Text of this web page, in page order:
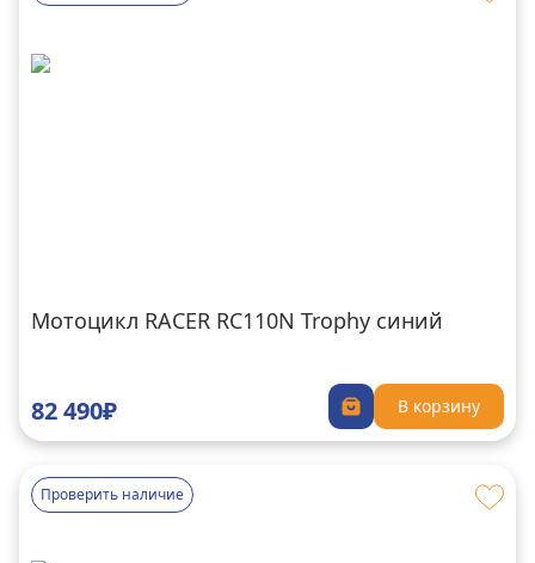
Мотоцикл RACER RC110N Trophy синий
82 490₽ В корзину
Проверить наличие